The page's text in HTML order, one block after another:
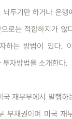
놔두기만 하거나 은
로는 적합하지가 않
하는 방법이 있다.
자방법을 소개한다.
국 재무부에서 발행하
부채권이며 미국 재